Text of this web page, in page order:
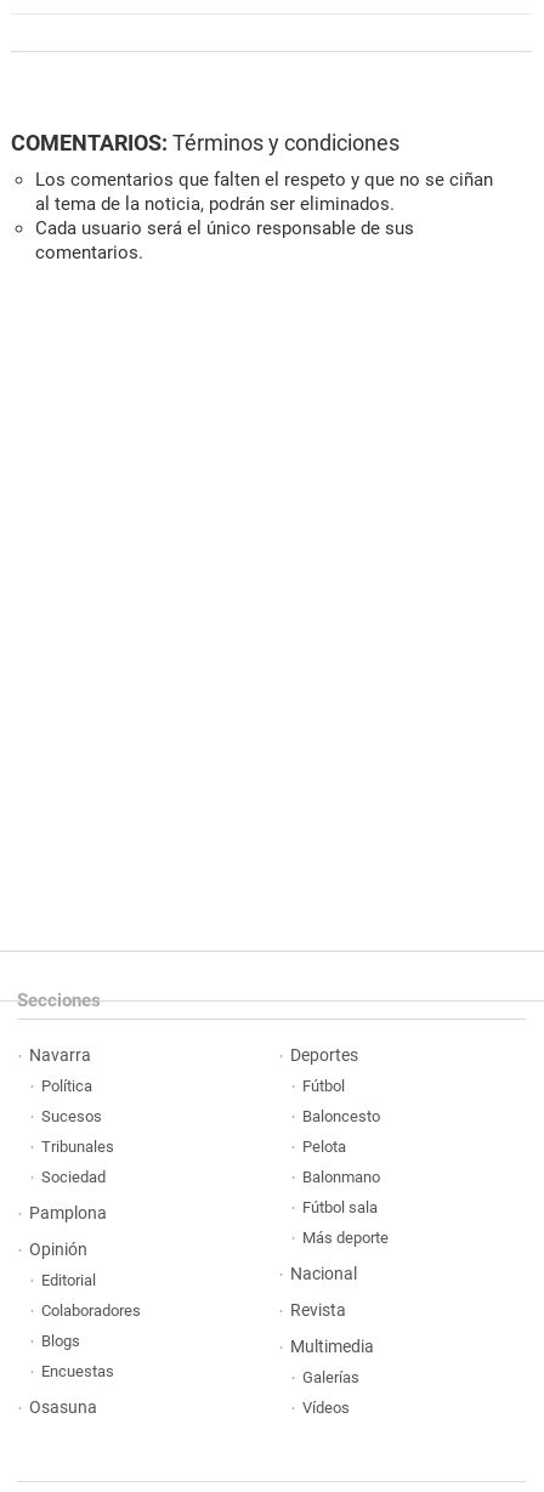
COMENTARIOS: Términos y condiciones
Los comentarios que falten el respeto y que no se ciñan
al tema de la noticia, podrán ser eliminados.
Cada usuario será el único responsable de sus
comentarios.
Secciones
Navarra
Política
Sucesos
Tribunales
Sociedad
Pamplona
Opinión
Editorial
Colaboradores
Blogs
Encuestas
Osasuna
Deportes
Fútbol
Baloncesto
Pelota
Balonmano
Fútbol sala
Más deporte
Nacional
Revista
Multimedia
Galerías
Vídeos